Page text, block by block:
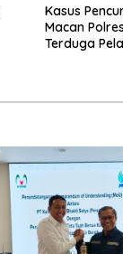
Kasus
Macan
Terduga